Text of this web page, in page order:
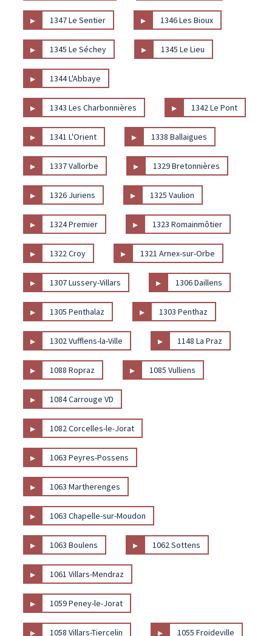
▸ 1347 Le Sentier ▸ 1346 Les Bioux
▸ 1345 Le Séchey ▸ 1345 Le Lieu
▸ 1344 L'Abbaye
▸ 1343 Les Charbonnières ▸ 1342 Le Pont
▸ 1341 L'Orient ▸ 1338 Ballaigues
▸ 1337 Vallorbe ▸ 1329 Bretonnières
▸ 1326 Juriens ▸ 1325 Vaulion
▸ 1324 Premier ▸ 1323 Romainmôtier
▸ 1322 Croy ▸ 1321 Arnex-sur-Orbe
▸ 1307 Lussery-Villars ▸ 1306 Daillens
▸ 1305 Penthalaz ▸ 1303 Penthaz
▸ 1302 Vufflens-la-Ville ▸ 1148 La Praz
▸ 1088 Ropraz ▸ 1085 Vulliens
▸ 1084 Carrouge VD
▸ 1082 Corcelles-le-Jorat
▸ 1063 Peyres-Possens
▸ 1063 Martherenges
▸ 1063 Chapelle-sur-Moudon
▸ 1063 Boulens ▸ 1062 Sottens
▸ 1061 Villars-Mendraz
▸ 1059 Peney-le-Jorat
▸ 1058 Villars-Tiercelin ▸ 1055 Froideville